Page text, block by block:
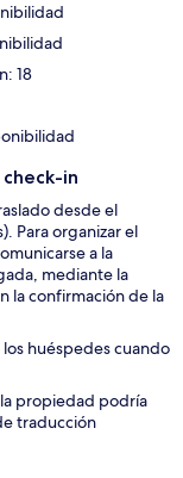
18
in
desde el
Para organizar el
a la
mediante la
la confirmación de la
huéspedes cuando
propiedad podría
traducción